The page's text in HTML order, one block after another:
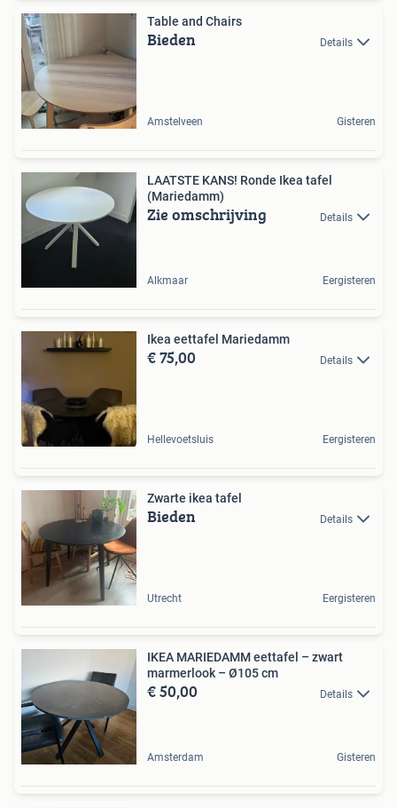
Table and Chairs
Bieden Details
Amstelveen Gisteren
LAATSTE KANS! Ronde Ikea tafel
(Mariedamm)
Zie omschrijving Details
Alkmaar Eergisteren
Ikea eettafel Mariedamm
€ 75,00 Details
Hellevoetsluis Eergisteren
Zwarte ikea tafel
Bieden Details
Utrecht Eergisteren
IKEA MARIEDAMM eettafel – zwart
marmerlook – Ø105 cm
€ 50,00 Details
Amsterdam Gisteren